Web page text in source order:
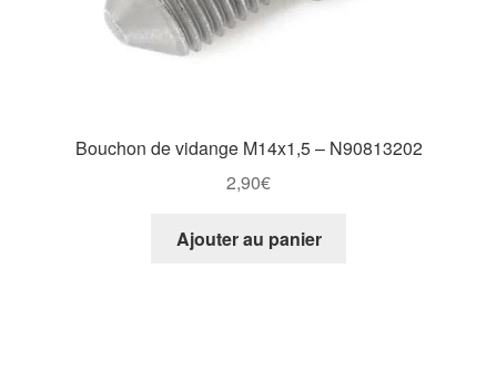
Bouchon de vidange M14x1,5 – N90813202
2,90€
Ajouter au panier